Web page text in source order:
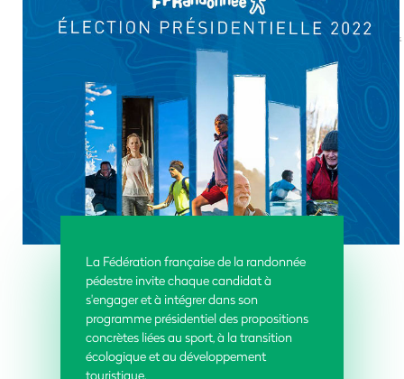
La Fédération française de la randonnée
pédestre invite chaque candidat à
s'engager et à intégrer dans son
programme présidentiel des propositions
concrètes liées au sport, à la transition
écologique et au développement
touristique.